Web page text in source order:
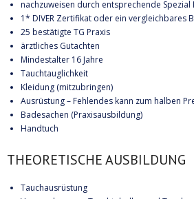
nachzuweisen durch entsprechende Spezial
1* DIVER Zertifikat oder ein vergleichbares
25 bestätigte TG Praxis
ärztliches Gutachten
Mindestalter 16 Jahre
Tauchtauglichkeit
Kleidung (mitzubringen)
Ausrüstung – Fehlendes kann zum halben
Badesachen (Praxisausbildung)
Handtuch
THEORETISCHE AUSBILDUNG
Tauchausrüstung